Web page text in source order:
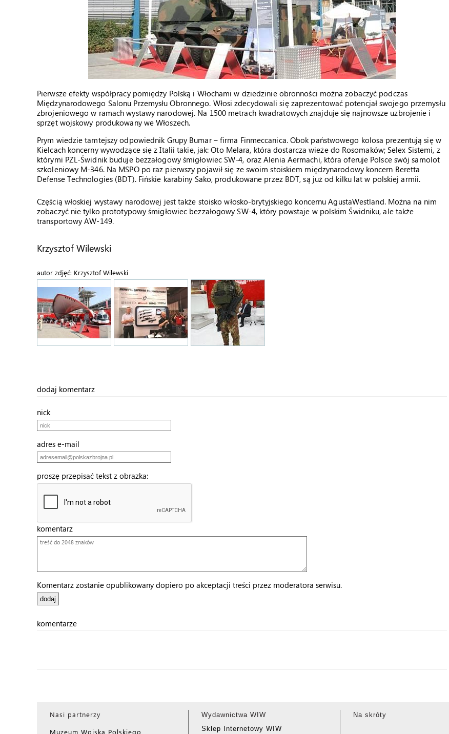
Pierwsze efekty współpracy pomiędzy Polską i Włochami w dziedzinie obronności można zobaczyć podczas
Międzynarodowego Salonu Przemysłu Obronnego. Włosi zdecydowali się zaprezentować potencjał swojego przemysłu
zbrojeniowego w ramach wystawy narodowej. Na 1500 metrach kwadratowych znajduje się najnowsze uzbrojenie i
sprzęt wojskowy produkowany we Włoszech.
Prym wiedzie tamtejszy odpowiednik Grupy Bumar – firma Finmeccanica. Obok państwowego kolosa prezentują się w
Kielcach koncerny wywodzące się z Italii takie, jak: Oto Melara, która dostarcza wieże do Rosomaków; Selex Sistemi, z
którymi PZL-Świdnik buduje bezzałogowy śmigłowiec SW-4, oraz Alenia Aermachi, która oferuje Polsce swój samolot
szkoleniowy M-346. Na MSPO po raz pierwszy pojawił się ze swoim stoiskiem międzynarodowy koncern Beretta
Defense Technologies (BDT). Fińskie karabiny Sako, produkowane przez BDT, są już od kilku lat w polskiej armii.
Częścią włoskiej wystawy narodowej jest także stoisko włosko-brytyjskiego koncernu AgustaWestland. Można na nim
zobaczyć nie tylko prototypowy śmigłowiec bezzałogowy SW-4, który powstaje w polskim Świdniku, ale także
transportowy AW-149.
Krzysztof Wilewski
autor zdjęć: Krzysztof Wilewski
dodaj komentarz
nick
adres e-mail
proszę przepisać tekst z obrazka:
komentarz
Komentarz zostanie opublikowany dopiero po akceptacji treści przez moderatora serwisu.
komentarze
Nasi partnerzy
Muzeum Wojska Polskiego
Wydawnictwa WIW
Sklep Internetowy WIW
Na skróty